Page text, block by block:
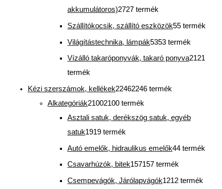
akkumulátoros)2727 termék
Szállítókocsik, szállító eszközök55 termék
Világítástechnika, lámpák5353 termék
Vízálló takaróponyvák, takaró ponyva2121
termék
Kézi szerszámok, kellékek22462246 termék
Alkategóriák21002100 termék
Asztali satuk, derékszög satuk, egyéb
satuk1919 termék
Autó emelők, hidraulikus emelők44 termék
Csavarhúzók, bitek157157 termék
Csempevágók, Járólapvágók1212 termék